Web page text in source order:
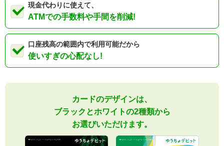
現金代わりに使えて、
ATMでの手数料や手間を削減!
口座残高の範囲内で利用可能だから
使いすぎの心配なし!
カードのデザインは、
ブラックとホワイトの2種類から
お選びいただけます。